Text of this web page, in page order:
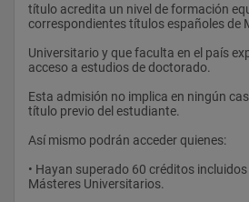
título acredita un nivel de formación
correspondientes títulos españoles de
Universitario y que faculta en el país
acceso a estudios de doctorado.
Esta admisión no implica en ningún
título previo del estudiante.
Así mismo podrán acceder quienes:
• Hayan superado 60 créditos
Másteres Universitarios.